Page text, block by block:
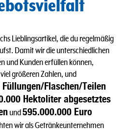
Lieblingsartikel, die du regelmäßig
Damit wir die unterschiedlichen
und Kunden erfüllen können,
größeren Zahlen, und
Flaschen/Teilen
Hektoliter abgesetztes
und595.000.000 Euro
wir als Getränkeunternehmen